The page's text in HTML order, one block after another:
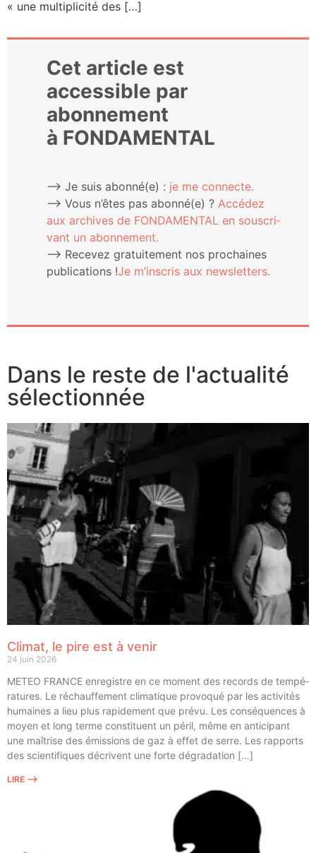
« une mul­ti­pli­ci­té des […]
Cet article est
accessible par
abonnement
à FONDAMENTAL
⟶ Je suis abonné(e) : je me connecte.
⟶ Vous n’êtes pas abonné(e) ? Accé­dez
aux archives de FONDAMENTAL en sous­cri­
vant un abonnement.
⟶ Rece­vez gra­tui­te­ment nos pro­chaines
publi­ca­tions !Je m’ins­cris aux newsletters.
Dans le reste de l'actualité
sélectionnée
Climat, le pire est à venir
24 juin 2026
METEO FRANCE enre­gistre en ce moment des records de tem­pé­
ra­tures. Le réchauf­fe­ment cli­ma­tique pro­vo­qué par les acti­vi­tés
humaines a lieu plus rapi­de­ment que pré­vu. Les consé­quences à
moyen et long terme consti­tuent un péril, même en anti­ci­pant
une maî­trise des émis­sions de gaz à effet de serre. Les rap­ports
des scien­ti­fiques décrivent une forte dégradation […]
LIRE ⟶